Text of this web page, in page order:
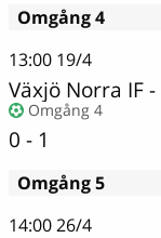
Omgång 4
13:00 19/4
Växjö Norra IF-
Omgång 4
0 - 1
Omgång 5
14:0026/4